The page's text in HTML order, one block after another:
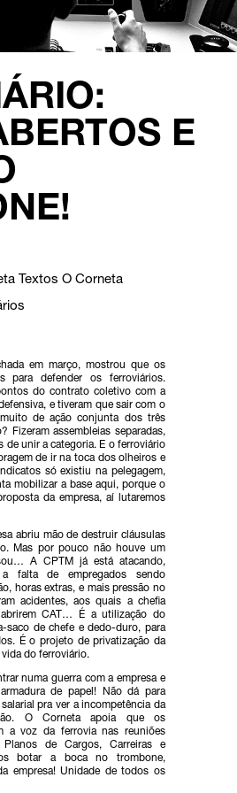
E
Textos O Corneta
em março, mostrou que os
para defender os ferroviários.
do contrato coletivo com a
e tiveram que sair com o
de ação conjunta dos três
Fizeram assembleias separadas,
de unir a categoria. E o ferroviário
de ir na toca dos olheiros e
só existiu na pelegagem,
mobilizar a base aqui, porque o
da empresa, aí lutaremos
abriu mão de destruir cláusulas
Mas por pouco não houve um
A CPTM já está atacando,
falta de empregados sendo
horas extras, e mais pressão no
acidentes, aos quais a chefia
CAT… É a utilização do
saco de chefe e dedo-duro, para
É o projeto de privatização da
do ferroviário.
numa guerra com a empresa e
de papel! Não dá para
pra ver a incompetência da
O Corneta apoia que os
a voz da ferrovia nas reuniões
de Cargos, Carreiras e
botar a boca no trombone,
empresa! Unidade de todos os